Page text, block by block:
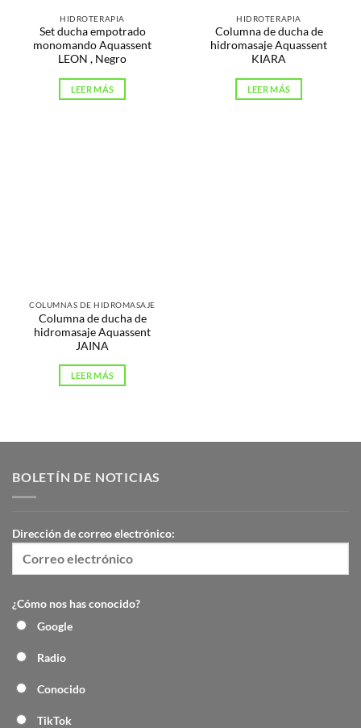
HIDROTERAPIA
Set ducha empotrado
monomando Aquassent
LEON , Negro
LEER MÁS
HIDROTERAPIA
Columna de ducha de
hidromasaje Aquassent
KIARA
LEER MÁS
COLUMNAS DE HIDROMASAJE
Columna de ducha de
hidromasaje Aquassent
JAINA
LEER MÁS
BOLETÍN DE NOTICIAS
Dirección de correo electrónico:
¿Cómo nos has conocido?
Google
Radio
Conocido
TikTok